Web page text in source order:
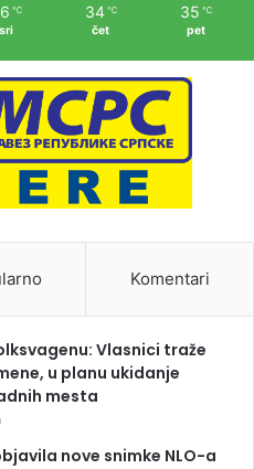
℃
sri
34 ℃
čet
35 ℃
pet
Komentari
Vlasnici traže
u planu ukidanje
mesta
nove snimke NLO-a